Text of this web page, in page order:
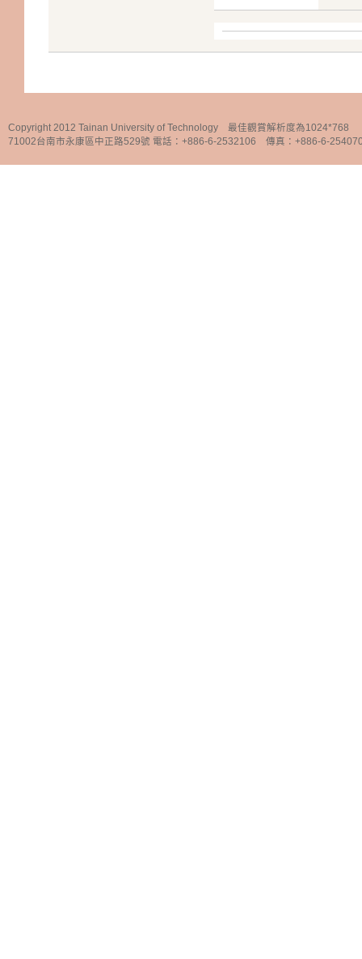
Copyright 2012 Tainan University of Technology 最佳觀賞解析度為1024*768
71002台南市永康區中正路529號 電話：+886-6-2532106 傳真：+886-6-